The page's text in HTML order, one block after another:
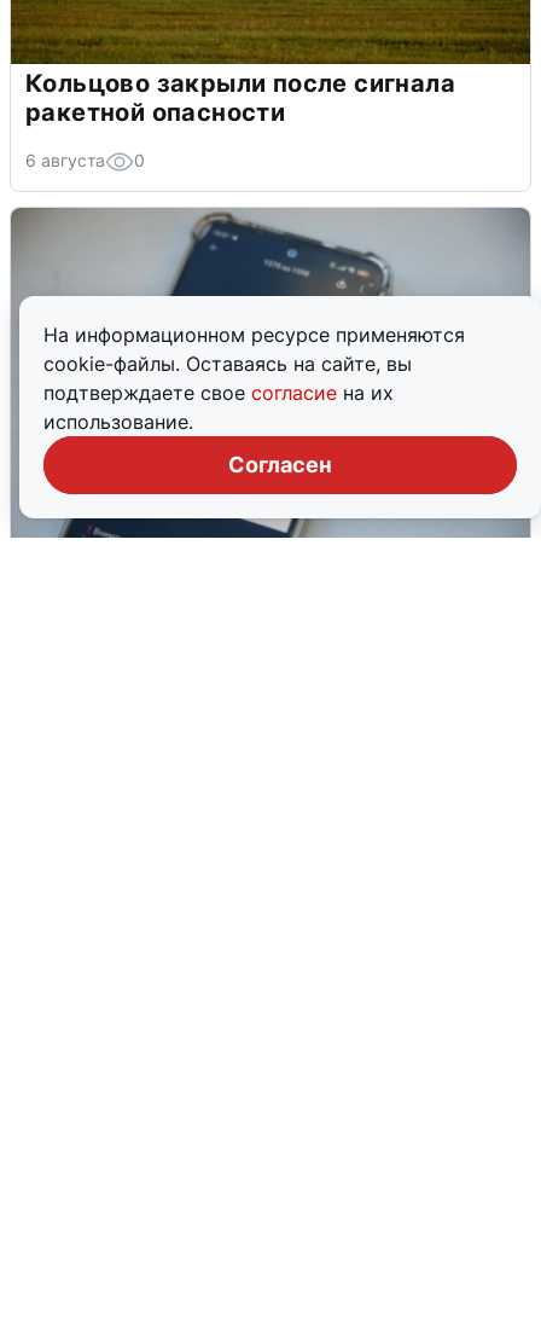
На информационном ресурсе применяются
cookie-файлы. Оставаясь на сайте, вы
подтверждаете свое согласие на их
использование.
Согласен
Кольцово закрыли после сигнала
ракетной опасности
6 августа 0